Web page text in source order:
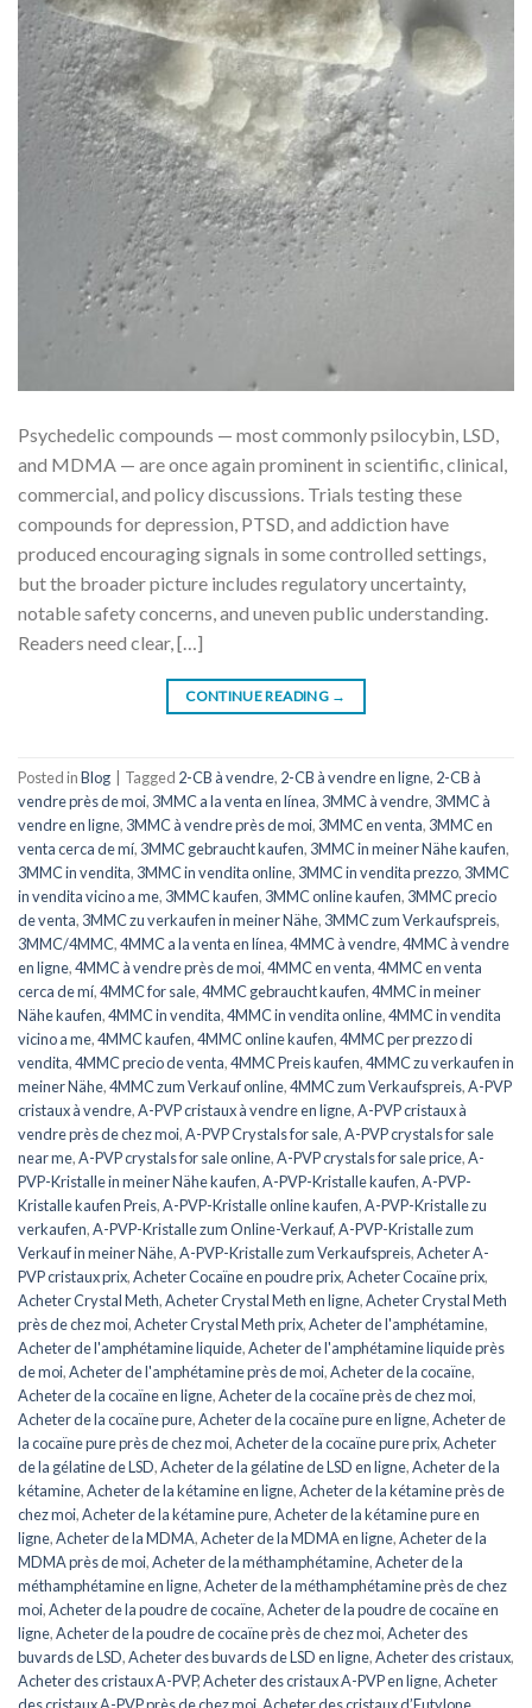
Psychedelic compounds — most commonly psilocybin, LSD,
and MDMA — are once again prominent in scientific, clinical,
commercial, and policy discussions. Trials testing these
compounds for depression, PTSD, and addiction have
produced encouraging signals in some controlled settings,
but the broader picture includes regulatory uncertainty,
notable safety concerns, and uneven public understanding.
Readers need clear, […]
CONTINUE READING →
Posted inBlog Tagged 2-CB à vendre, 2-CB à vendre en ligne, 2-CB à
vendre près de moi, 3MMC a la venta en línea, 3MMC à vendre, 3MMC à
vendre en ligne, 3MMC à vendre près de moi, 3MMC en venta, 3MMC en
venta cerca de mí, 3MMC gebraucht kaufen, 3MMC in meiner Nähe kaufen,
3MMC in vendita, 3MMC in vendita online, 3MMC in vendita prezzo, 3MMC
in vendita vicino a me, 3MMC kaufen, 3MMC online kaufen, 3MMC precio
de venta, 3MMC zu verkaufen in meiner Nähe, 3MMC zum Verkaufspreis,
3MMC/4MMC,4MMC a la venta en línea,4MMC à vendre,4MMC à vendre
en ligne,4MMC à vendre près de moi,4MMC en venta,4MMC en venta
cerca de mí,4MMC for sale,4MMC gebraucht kaufen,4MMC in meiner
Nähe kaufen,4MMC in vendita,4MMC in vendita online,4MMC in vendita
vicino a me,4MMC kaufen,4MMC online kaufen,4MMC per prezzo di
vendita,4MMC precio de venta,4MMC Preis kaufen,4MMC zu verkaufen in
meiner Nähe,4MMC zum Verkauf online,4MMC zum Verkaufspreis,A-PVP
cristaux à vendre,A-PVP cristaux à vendre en ligne,A-PVP cristaux à
vendre près de chez moi,A-PVP Crystals for sale,A-PVP crystals for sale
near me,A-PVP crystals for sale online,A-PVP crystals for sale price,A-
PVP-Kristalle in meiner Nähe kaufen,A-PVP-Kristalle kaufen,A-PVP-
Kristalle kaufen Preis,A-PVP-Kristalle online kaufen,A-PVP-Kristalle zu
verkaufen,A-PVP-Kristalle zum Online-Verkauf,A-PVP-Kristalle zum
Verkauf in meiner Nähe,A-PVP-Kristalle zum Verkaufspreis,Acheter A-
PVP cristaux prix,Acheter Cocaïne en poudre prix,Acheter Cocaïne prix,
Acheter Crystal Meth,Acheter Crystal Meth en ligne,Acheter Crystal Meth
près de chez moi,Acheter Crystal Meth prix,Acheter de l'amphétamine,
Acheter de l'amphétamine liquide,Acheter de l'amphétamine liquide près
de moi,Acheter de l'amphétamine près de moi,Acheter de la cocaïne,
Acheter de la cocaïne en ligne,Acheter de la cocaïne près de chez moi,
Acheter de la cocaïne pure,Acheter de la cocaïne pure en ligne,Acheter de
la cocaïne pure près de chez moi,Acheter de la cocaïne pure prix,Acheter
de la gélatine de LSD,Acheter de la gélatine de LSD en ligne,Acheter de la
kétamine,Acheter de la kétamine en ligne,Acheter de la kétamine près de
chez moi,Acheter de la kétamine pure,Acheter de la kétamine pure en
ligne,Acheter de la MDMA,Acheter de la MDMA en ligne,Acheter de la
MDMA près de moi,Acheter de la méthamphétamine,Acheter de la
méthamphétamine en ligne,Acheter de la méthamphétamine près de chez
moi,Acheter de la poudre de cocaïne,Acheter de la poudre de cocaïne en
ligne,Acheter de la poudre de cocaïne près de chez moi,Acheter des
buvards de LSD,Acheter des buvards de LSD en ligne,Acheter des cristaux,
Acheter des cristaux A-PVP,Acheter des cristaux A-PVP en ligne,Acheter